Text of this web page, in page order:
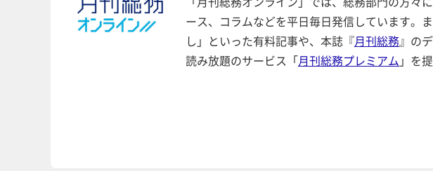
ース、コラムなどを平日毎日発信しています。
し」といった有料記事や、本誌『月刊総務』の
読み放題のサービス「月刊総務プレミアム 」を